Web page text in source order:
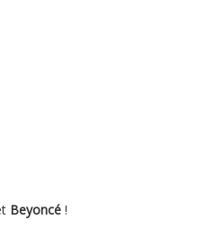
Beyoncé !